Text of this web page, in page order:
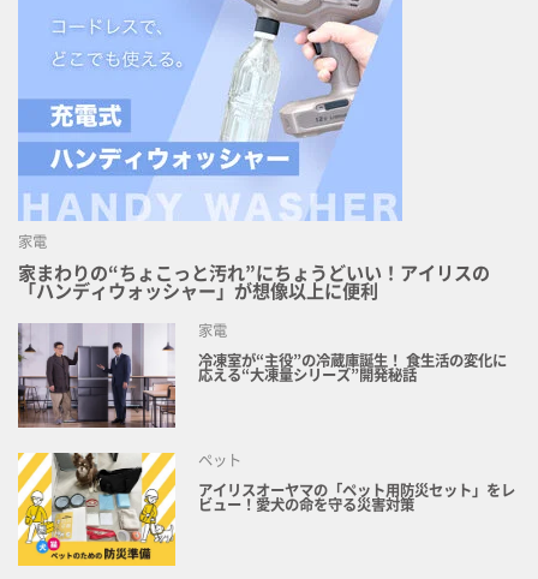
家電
家まわりの“ちょこっと汚れ”にちょうどいい！アイリスの
「ハンディウォッシャー」が想像以上に便利
家電
冷凍室が“主役”の冷蔵庫誕生！ 食生活の変化に
応える“大凍量シリーズ”開発秘話
ペット
アイリスオーヤマの「ペット用防災セット」をレ
ビュー！愛犬の命を守る災害対策